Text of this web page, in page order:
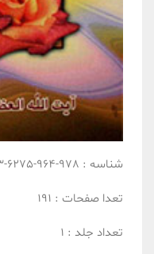
شناسه : 978-964-6275-13-3
تعدا صفحات : 191
تعداد جلد : 1